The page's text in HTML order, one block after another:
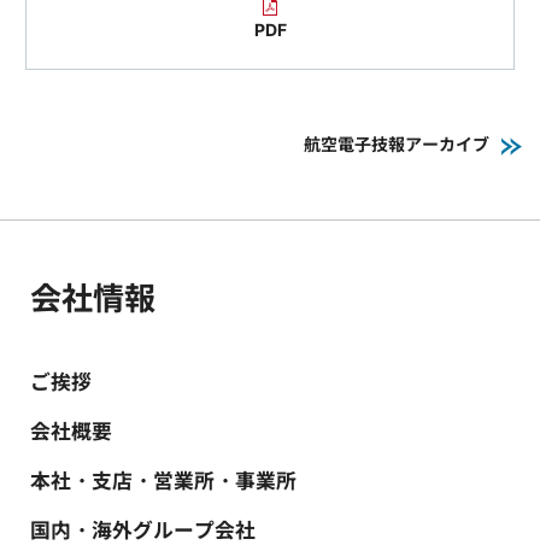
PDF
航空電子技報アーカイブ
会社情報
ご挨拶
会社概要
本社・支店・営業所・事業所
国内・海外グループ会社